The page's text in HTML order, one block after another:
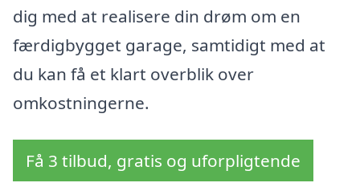
dig med at realisere din drøm om en
færdigbygget garage, samtidigt med at
du kan få et klart overblik over
omkostningerne.
Få 3 tilbud, gratis og uforpligtende